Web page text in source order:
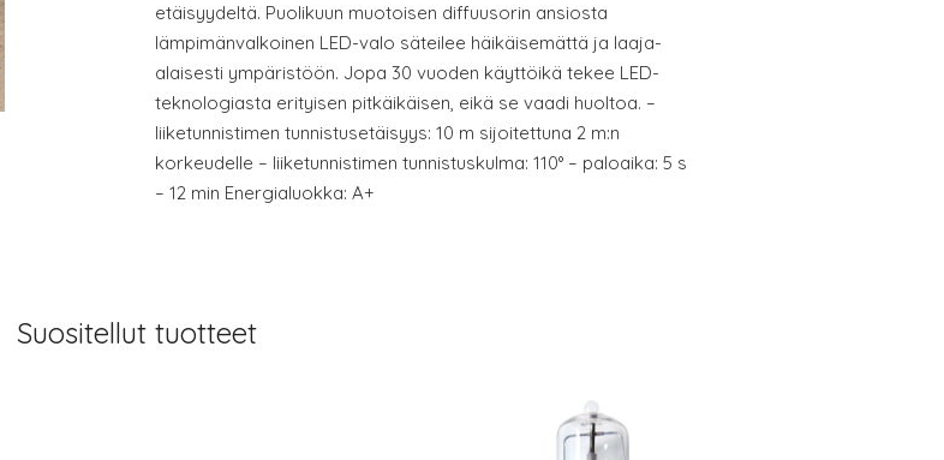
etäisyydeltä. Puolikuun muotoisen diffuusorin ansiosta
lämpimänvalkoinen LED-valo säteilee häikäisemättä ja laaja-
alaisesti ympäristöön. Jopa 30 vuoden käyttöikä tekee LED-
teknologiasta erityisen pitkäikäisen, eikä se vaadi huoltoa. –
liiketunnistimen tunnistusetäisyys: 10 m sijoitettuna 2 m:n
korkeudelle – liiketunnistimen tunnistuskulma: 110° – paloaika: 5 s
– 12 min Energialuokka: A+
Suositellut tuotteet